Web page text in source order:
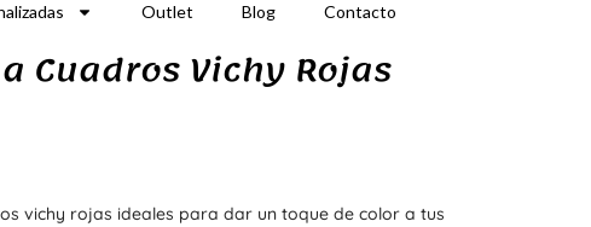
Outlet Blog Contacto
Cuadros Vichy Rojas
vichy rojas ideales para dar un toque de color a tus